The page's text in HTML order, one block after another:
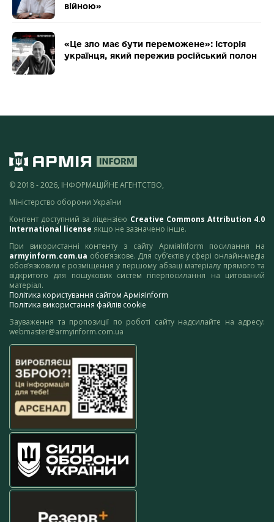
війною»
«Це зло має бути переможене»: історія
українця, який пережив російський полон
© 2018 - 2026, ІНФОРМАЦІЙНЕ АГЕНТСТВО,
Міністерство оборони України
Контент доступний за ліцензією Creative Commons Attribution 4.0
International license якщо не зазначено інше.
При використанні контенту з сайту АрміяInform посилання на
armyinform.com.ua обов’язкове. Для суб’єктів у сфері онлайн-медіа
обов’язковим є розміщення у першому абзаці матеріалу прямого та
відкритого для пошукових систем гіперпосилання на цитований
матеріал.
Політика користування сайтом АрміяInform
Політика використання файлів cookie
Зауваження та пропозиції по роботі сайту надсилайте на адресу:
webmaster@armyinform.com.ua